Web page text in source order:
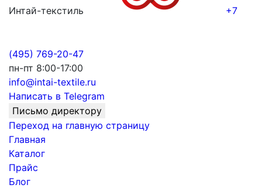
Интай-текстиль +7
(495) 769-20-47
пн-пт 8:00-17:00
info@intai-textile.ru
Написать в Telegram
Письмо директору
Переход на главную страницу
Главная
Каталог
Прайс
Блог